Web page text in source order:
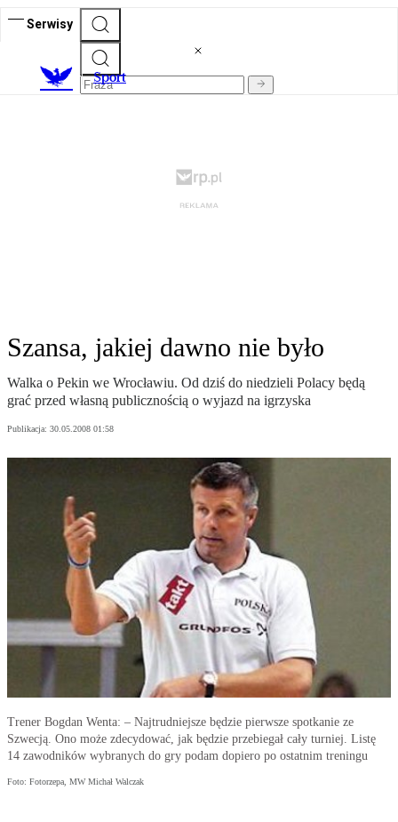
Serwisy
Sport
Szansa, jakiej dawno nie było
Walka o Pekin we Wrocławiu. Od dziś do niedzieli Polacy będą
grać przed własną publicznością o wyjazd na igrzyska
Publikacja: 30.05.2008 01:58
Trener Bogdan Wenta: – Najtrudniejsze będzie pierwsze spotkanie ze
Szwecją. Ono może zdecydować, jak będzie przebiegał cały turniej. Listę
14 zawodników wybranych do gry podam dopiero po ostatnim treningu
Foto: Fotorzepa, MW Michał Walczak